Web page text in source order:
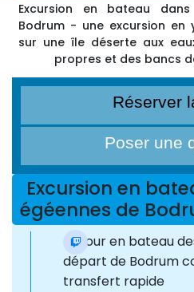
Excursion en bateau
Bodrum - une excursion en
sur une île déserte aux
propres et des bancs
Réserver
Poser une
Excursion en
égéennes de
Le tour en bateau
départ de Bodrum
transfert rapide